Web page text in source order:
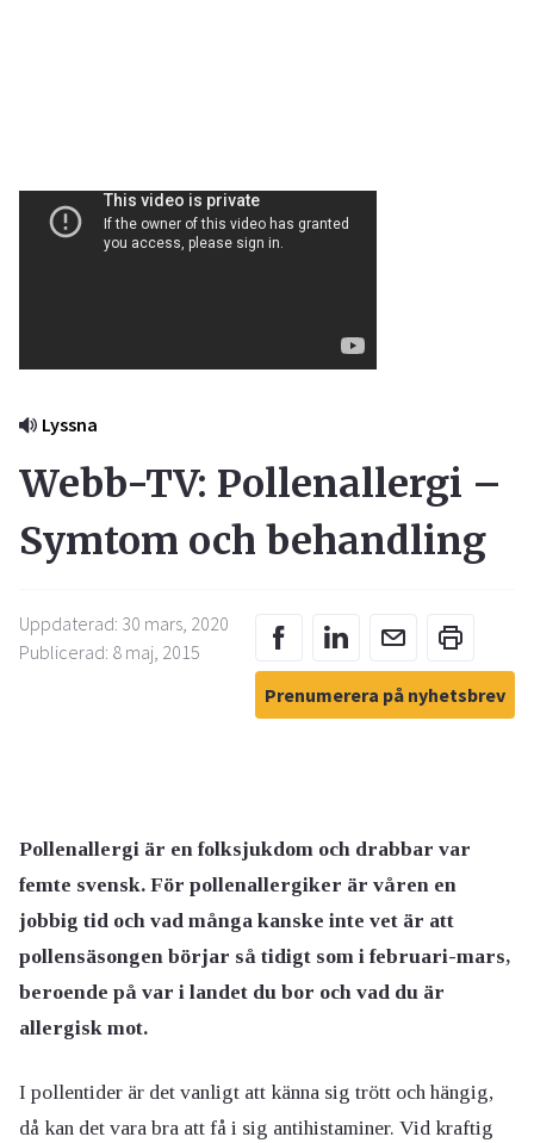
Lyssna
Webb-TV: Pollenallergi –
Symtom och behandling
Uppdaterad: 30 mars, 2020
Publicerad: 8 maj, 2015
Prenumerera på nyhetsbrev
Pollenallergi är en folksjukdom och drabbar var
femte svensk. För pollenallergiker är våren en
jobbig tid och vad många kanske inte vet är att
pollensäsongen börjar så tidigt som i februari-mars,
beroende på var i landet du bor och vad du är
allergisk mot.
I pollentider är det vanligt att känna sig trött och hängig,
då kan det vara bra att få i sig antihistaminer. Vid kraftig